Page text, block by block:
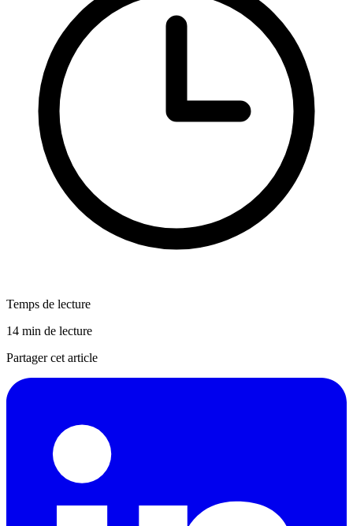
Temps de lecture
14 min de lecture
Partager cet article